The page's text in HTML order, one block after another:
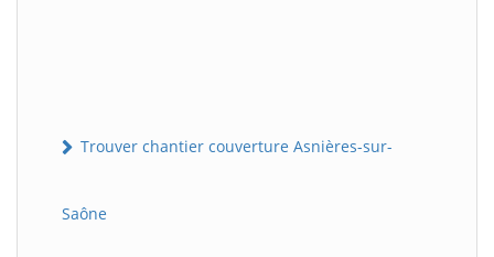
Trouver chantier couverture Asnières-sur-
Saône